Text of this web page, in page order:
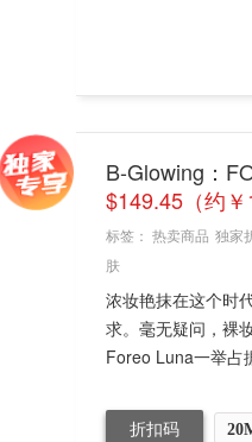
B-Glowing：
$149.45（约
标签： 热卖商品 独家
肤
浓妆艳抹在这个时
求。毫无疑问，裸
Foreo Luna一举占
折扣码